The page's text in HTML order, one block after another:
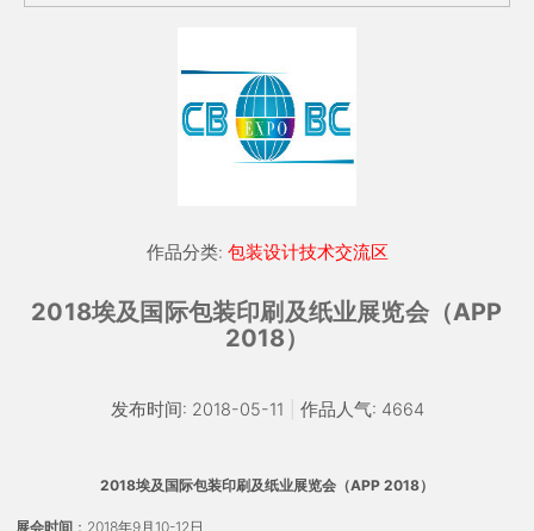
作品分类: 包装设计技术交流区
2018埃及国际包装印刷及纸业展览会（APP
2018）
发布时间: 2018-05-11 作品人气: 4664
2018埃及国际包装印刷及纸业展览会（APP 2018）
展会时间 ：2018年9月10-12日